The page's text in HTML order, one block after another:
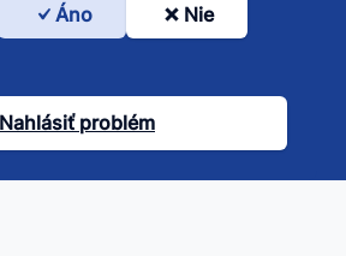
Bol
článok
užitočný?
Áno Nie
Nahlásiť problém